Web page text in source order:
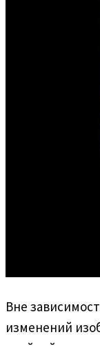
Вне
изменений